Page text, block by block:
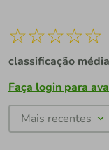
☆☆☆☆☆
classificação
Faça login para
Mais recentes